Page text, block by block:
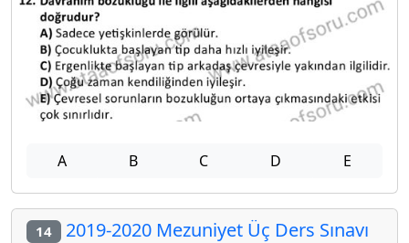
A B C D E
14 2019-2020 Mezuniyet Üç Ders Sınavı